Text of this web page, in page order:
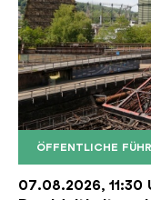
ÖFFENTLICHE
Der
Copyright:
07.08.2026, 11:30